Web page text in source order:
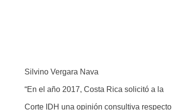
Silvino Vergara Nava
“En el año 2017, Costa Rica solicitó a la
Corte IDH una opinión consultiva respecto